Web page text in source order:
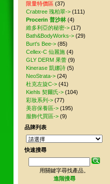
限量特價區 (37)
Crabtree 瑰柏翠-> (111)
Procerin 普沙林 (4)
維多利亞的秘密-> (17)
Bath&BodyWorks-> (29)
Burt's Bee-> (85)
Cellex-C 仙麗施 (4)
GLY DERM 果蕾 (9)
Kinerase 凱娜詩 (5)
NeoStrata-> (24)
杜克左旋C-> (41)
Kiehls 契爾氏-> (104)
彩妝系列-> (77)
美容保養區-> (195)
服飾代買區-> (9)
品牌列表
快速搜尋
用關鍵字尋找產品。
進階搜尋